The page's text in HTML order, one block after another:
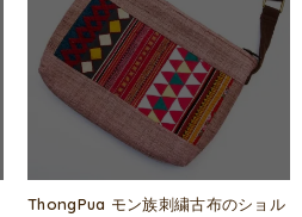
ThongPua モン族刺繍古布のショル